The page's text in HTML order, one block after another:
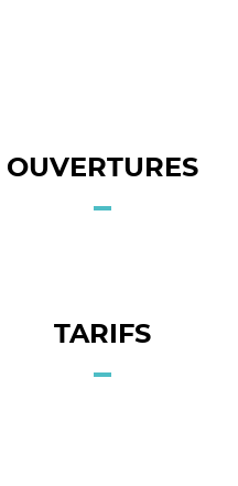
OUVERTURES
TARIFS